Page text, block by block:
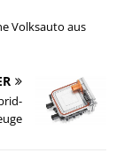
Volksauto aus